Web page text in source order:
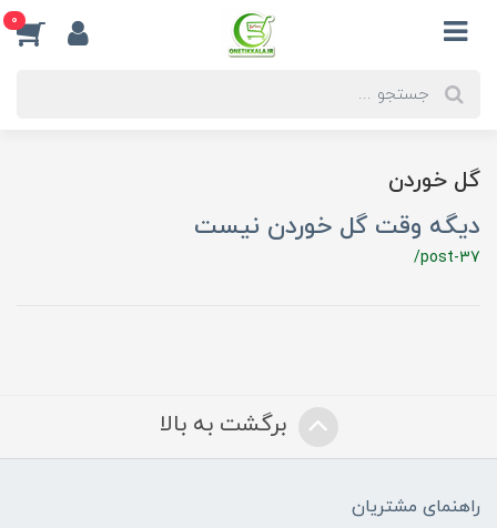
0
گل خوردن
دیگه وقت گل خوردن نیست
/post-37
برگشت به بالا
راهنمای مشتریان